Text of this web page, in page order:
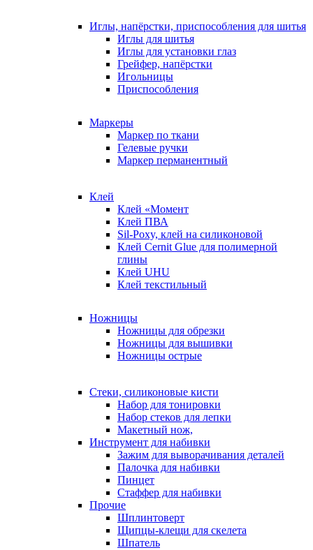
Иглы, напёрстки, приспособления для шитья
Иглы для шитья
Иглы для установки глаз
Грейфер, напёрстки
Игольницы
Приспособления
Маркеры
Маркер по ткани
Гелевые ручки
Маркер перманентный
Клей
Клей «Момент
Клей ПВА
Sil-Poxy, клей на силиконовой
Клей Cernit Glue для полимерной
глины
Клей UHU
Клей текстильный
Ножницы
Ножницы для обрезки
Ножницы для вышивки
Ножницы острые
Стеки, силиконовые кисти
Набор для тонировки
Набор стеков для лепки
Макетный нож,
Инструмент для набивки
Зажим для выворачивания деталей
Палочка для набивки
Пинцет
Стаффер для набивки
Прочие
Шплинтоверт
Щипцы-клещи для скелета
Шпатель